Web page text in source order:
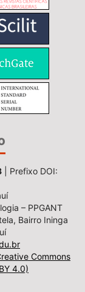
| Prefixo DOI:
– PPGANT
Bairro Ininga
Commons
4.0)